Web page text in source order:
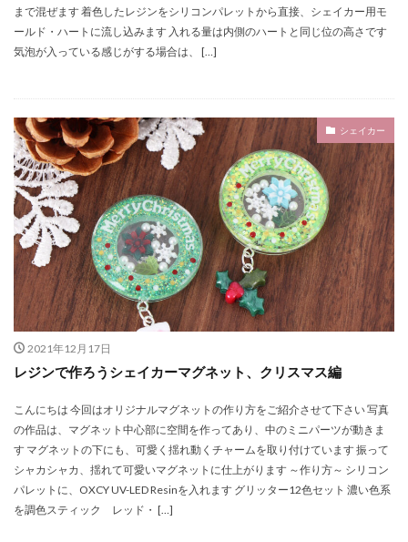
sunwardshpo
Instagram
HERBARIUM OIL
Thank you
Arisa
100g
９ピンシルバー
Arina baby
heartshaker
Bear
China christmas DIY
fish
Ghost
halloween Happy Birthday
sushi
Twitter
エレガント
イヤーカフ型
アジサイ ミニパック ブルーグリーン
アニマル
アフタヌーンティー
アレンジ
イエロー
いちご
イベント
イヤーカフ
イヤーカフ用モールド・クレセント
アジサイ
インテリア
インテリア用ライト
ウサギ
アクリル板
UV-LED
UV-LED light
UV-LEDレジン
UVライト
UVランプ
UVレジン
UVレジン用マスキングパッド
まで混ぜます 着色したレジンをシリコンパレットから直接、シェイカー用モ
ールド・ハートに流し込みます 入れる量は内側のハートと同じ位の高さです
気泡が入っている感じがする場合は、 […]
シェイカー
2021年12月17日
レジンで作ろうシェイカーマグネット、クリスマス編
こんにちは 今回はオリジナルマグネットの作り方をご紹介させて下さい 写真
の作品は、マグネット中心部に空間を作ってあり、中のミニパーツが動きま
す マグネットの下にも、可愛く揺れ動くチャームを取り付けています 振って
シャカシャカ、揺れて可愛いマグネットに仕上がります ～作り方～ シリコン
パレットに、OXCY UV-LED Resinを入れます グリッター12色セット 濃い色系
を調色スティック レッド・ […]